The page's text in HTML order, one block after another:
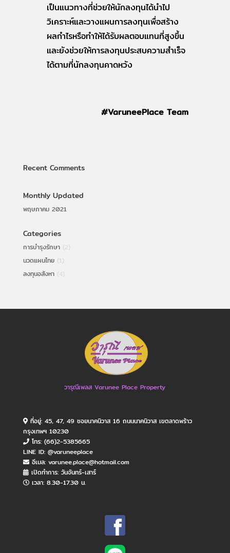
เป็นแนวทางที่ช่วยให้นักลงทุนได้นำไป
วิเคราะห์และวางแผนการลงทุนเพื่อสร้าง
ผลกำไรหรือทำให้ได้รับผลตอบแทนที่สูงขึ้น
และยังช่วยให้การลงทุนประสบความสำเร็จ
ได้ตามที่นักลงทุนคาดหวัง
#VaruneePlace Team
Recent Comments
Monthly Updated
พฤษภาคม 2021
Categories
การบำรุงรักษา(2)
นวดแผนไทย(1)
ลงทุนอสังหา(4)
วารุณีเพลส Varunee Place Property
ที่อยู่: 45, 47, 49 ซอยนาคนิวาส 16 ถนนนาคนิวาส เขตลาดพร้าว
กรุงเทพฯ 10230
โทร: (66)2-5385665
LINE ID: @varuneeplace
อีเมล: varunee.place@hotmail.com
เปิดทำการ: วันจันทร์​-เสาร์
เวลา: 8.30-17.30 น.